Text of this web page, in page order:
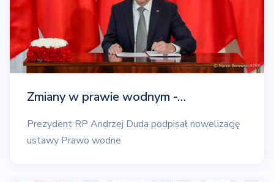
Zmiany w prawie wodnym -…
Prezydent RP Andrzej Duda podpisał nowelizację
ustawy Prawo wodne